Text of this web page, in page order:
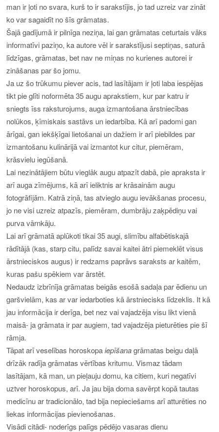
man ir ļoti no svara, kurš to ir sarakstījis, jo tad uzreiz var zināt
ko var sagaidīt no šīs grāmatas.
Šajā gadījumā ir pilnīga neziņa, lai gan grāmatas ceturtais vāks
informatīvi paziņo, ka autore vēl ir sarakstījusi septiņas, saturā
līdzīgas, grāmatas, bet nav ne miņas no kurienes autorei ir
zināšanas par šo jomu.
Ja uz šo trūkumu piever acis, tad lasītājam ir ļoti laba iespējas
tikt pie glīti noformēta 35 augu aprakstiem, kur par katru ir
sniegts īss raksturojums, auga izmantošana ārstniecības
nolūkos, ķīmiskais sastāvs un iedarbība. Kā arī padomi gan
ārīgai, gan iekšķīgai lietošanai un dažiem ir arī piebildes par
izmantošanu kulinārijā vai izmantot kur citur, piemēram,
krāsvielu iegūšanā.
Lai nezinātājiem būtu vieglāk augu atpazīt dabā, pie apraksta ir
arī auga zīmējums, kā arī ieliktnis ar krāsainām augu
fotogrāfijām. Katrā ziņā, tas atvieglo augu ievākšanas procesu,
jo ne visi uzreiz atpazīs, piemēram, dumbrāju zaķpēdiņu vai
purva vārnkāju.
Lai arī grāmatā aplūkoti tikai 35 augi, slimību alfabētiskajā
rādītājā (kas, starp citu, palīdz savai kaitei ātri piemeklēt visus
ārstnieciskos augus) ir redzams paprāvs saraksts ar kaitēm,
kuras pašu spēkiem var ārstēt.
Nedaudz izbrīnīja grāmatas beigās esošā sadaļa par ēdienu un
garšvielām, kas ar var iedarboties kā ārstniecisks līdzeklis. It kā
jau informācija ir derīga, bet nez vai vajadzēja visu likt vienā
maisā- ja grāmata ir par augiem, tad vajadzēja pieturēties pie šī
rāmja.
Tāpat arī veselības horoskopaiepīšanagrāmatas beigu daļā
drīzāk radīja grāmatas vērtības kritumu. Vismaz tādam
lasītājam, kā man, un pieļauju domu, ka citiem, kuri negatīvi
uztver horoskopus, arī. Ja jau bija doma savērpt kopā tautas
medicīnu ar tradicionālo, tad bija nepieciešams arī atturēties no
liekas informācijas pievienošanas.
Visādi citādi- noderīgs palīgs pēdējo vasaras dienu